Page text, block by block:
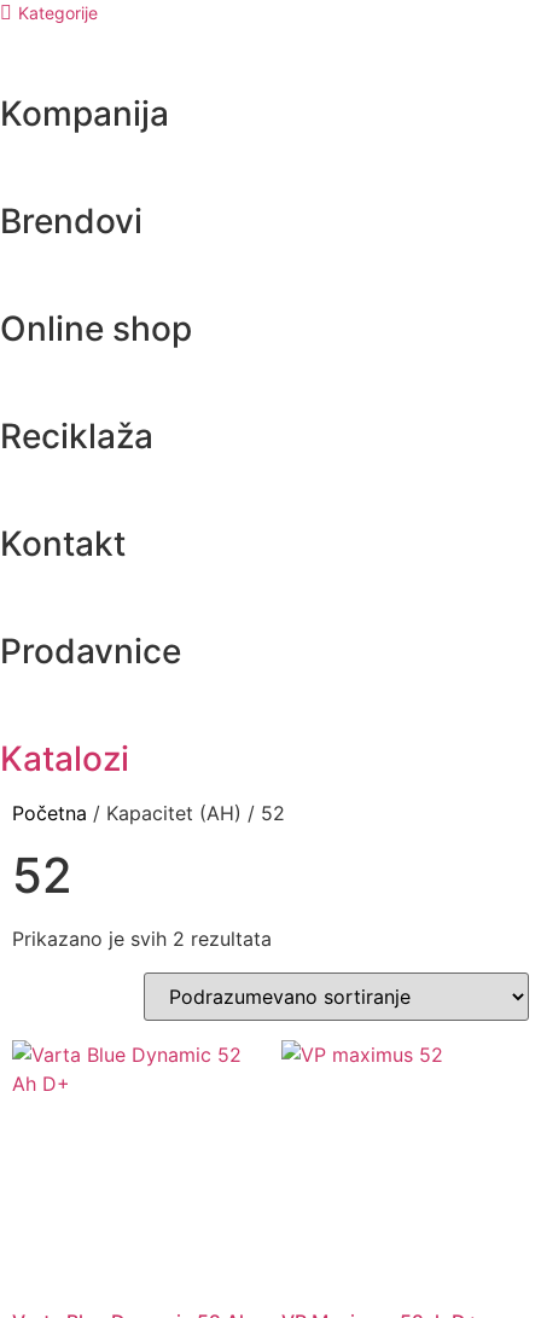
Kategorije
Kompanija
Brendovi
Online shop
Reciklaža
Kontakt
Prodavnice
Katalozi
Početna / Kapacitet (AH) / 52
52
Prikazano je svih 2 rezultata